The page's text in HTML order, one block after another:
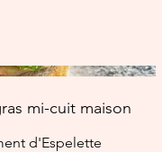
mi-cuit maison
d'Espelette